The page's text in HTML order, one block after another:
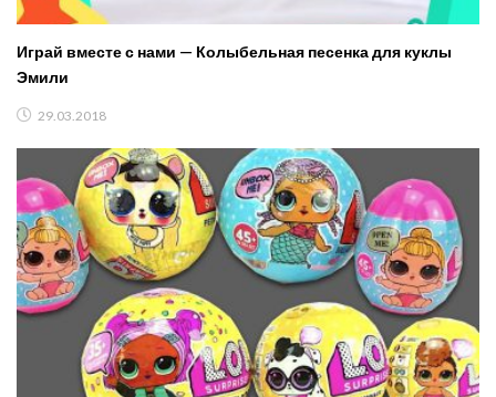
Играй вместе с нами — Колыбельная песенка для куклы
Эмили
29.03.2018